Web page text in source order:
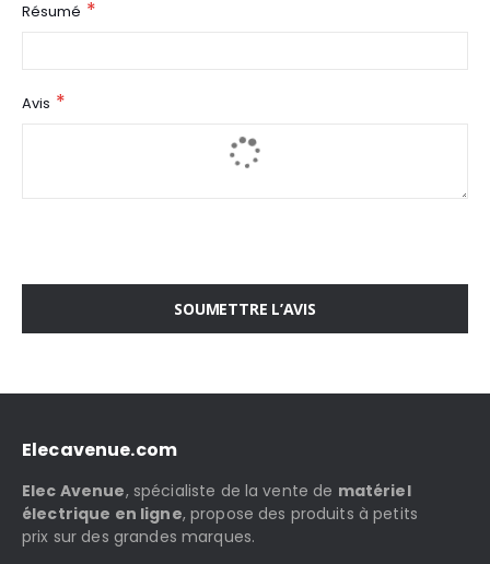
Résumé
Avis
SOUMETTRE L’AVIS
Elecavenue.com
Elec Avenue, spécialiste de la vente de matériel
électrique en ligne, propose des produits à petits
prix sur des grandes marques.